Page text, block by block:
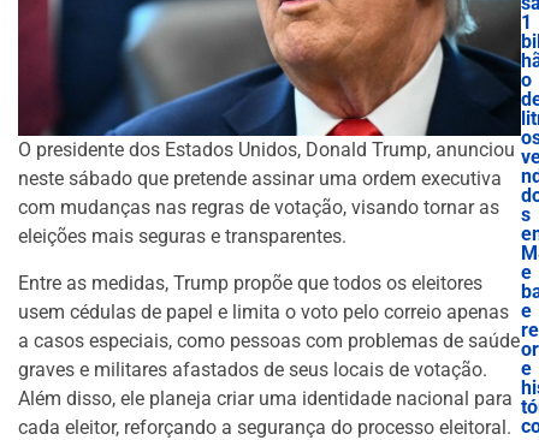
O presidente dos Estados Unidos, Donald Trump, anunciou
neste sábado que pretende assinar uma ordem executiva
com mudanças nas regras de votação, visando tornar as
eleições mais seguras e transparentes.
Entre as medidas, Trump propõe que todos os eleitores
usem cédulas de papel e limita o voto pelo correio apenas
a casos especiais, como pessoas com problemas de saúde
graves e militares afastados de seus locais de votação.
Além disso, ele planeja criar uma identidade nacional para
cada eleitor, reforçando a segurança do processo eleitoral.
1
o
s
e
e
e